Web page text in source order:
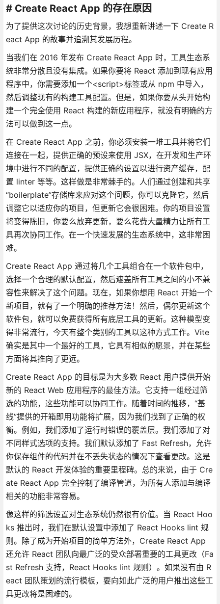
# Create React App 的存在原因
为了提供这次讨论的历史背景，我想重新讲述一下 Create R
eact App 的故事并追溯其发展历程。
当我们在 2016 年发布 Create React App 时，工具生态系
统非常分散且没有集成。如果你要将 React 添加到现有应用
程序中，你需要添加一个<script>标签或从 npm 中导入，
然后调整现有的构建工具配置。但是，如果你要从头开始构
建一个完全使用 React 构建的新应用程序，就没有明确的方
法可以做到这一点。
在 Create React App 之前，你必须安装一堆工具并将它们
连接在一起，提供正确的预设来使用 JSX，在开发和生产环
境中进行不同的配置，提供正确的设置以进行资产缓存，配
置 linter 等等。这样做是非常棘手的。人们通过创建和共享
“boilerplate”存储库来应对这个问题，你可以克隆它，然后
调整它以适应你的项目，但更新它会很困难。你的项目设置
将变得陈旧，你要么放弃更新，要么花费大量精力让所有工
具再次协同工作。在一个快速发展的生态系统中，这非常困
难。
Create React App 通过将几个工具组合在一个软件包中，
选择一个合理的默认配置，然后遮盖所有工具之间的小不兼
容性来解决了这个问题。现在，如果你想用 React 开始一个
新项目，就有了一个明确的推荐方法！然后，偶尔更新这个
软件包，就可以免费获得所有底层工具的更新。这种模型变
得非常流行，今天有整个类别的工具以这种方式工作。Vite
确实是其中一个最好的工具，它具有相似的愿景，并在某些
方面将其推向了更远。
Create React App 的目标是为大多数 React 用户提供开始
新的 React Web 应用程序的最佳方法。它支持一组经过筛
选的功能，这些功能可以协同工作。随着时间的推移，“基
线”提供的开箱即用功能将扩展，因为我们找到了正确的权
衡。例如，我们添加了运行时错误的覆盖层。我们添加了对
不同样式选项的支持。我们默认添加了 Fast Refresh，允许
你保存组件的代码并在不丢失状态的情况下查看更改。这是
默认的 React 开发体验的重要里程碑。总的来说，由于 Cre
ate React App 完全控制了编译管道，为所有人添加与编译
相关的功能非常容易。
像这样的筛选设置对生态系统仍然很有价值。当 React Hoo
ks 推出时，我们在默认设置中添加了 React Hooks lint 规
则。除了成为开始项目的简单方法外，Create React App
还允许 React 团队向最广泛的受众部署重要的工具更改（Fa
st Refresh 支持，React Hooks lint 规则）。如果没有由 R
eact 团队策划的流行模板，要向如此广泛的用户推出这些工
具更改将是困难的。